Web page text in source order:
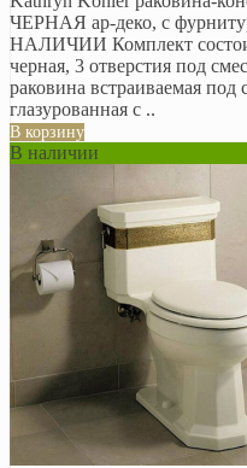
ЧЕРНАЯ ар-деко, с
НАЛИЧИИ Комплект
черная, 3 отверстия под
раковина встраиваемая
глазурованная с ..
В корзину
В наличии